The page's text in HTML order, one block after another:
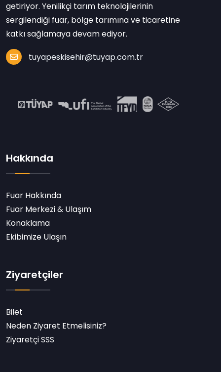
getiriyor. Yenilikçi tarım teknolojilerinin
sergilendiği fuar, bölge tarımına ve ticaretine
katkı sağlamaya devam ediyor.
tuyapeskisehir@tuyap.com.tr
Hakkında
Fuar Hakkında
Fuar Merkezi & Ulaşım
Konaklama
Ekibimize Ulaşın
Ziyaretçiler
Bilet
Neden Ziyaret Etmelisiniz?
Ziyaretçi SSS